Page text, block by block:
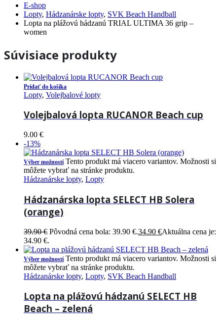
E-shop
Lopty, Hádzanárske lopty, SVK Beach Handball
Lopta na plážovú hádzanú TRIAL ULTIMA 36 grip –
women
Súvisiace produkty
Pridať do košíka
Lopty, Volejbalové lopty
Volejbalová lopta RUCANOR Beach cup
9.00 €
-13%
Výber možností Tento produkt má viacero variantov. Možnosti si
môžete vybrať na stránke produktu.
Hádzanárske lopty, Lopty
Hádzanárska lopta SELECT HB Solera
(orange)
39.90€ Pôvodná cena bola: 39.90 €.34.90 €Aktuálna cena je:
34.90 €.
Výber možností Tento produkt má viacero variantov. Možnosti si
môžete vybrať na stránke produktu.
Hádzanárske lopty, Lopty, SVK Beach Handball
Lopta na plážovú hádzanú SELECT HB
Beach – zelená